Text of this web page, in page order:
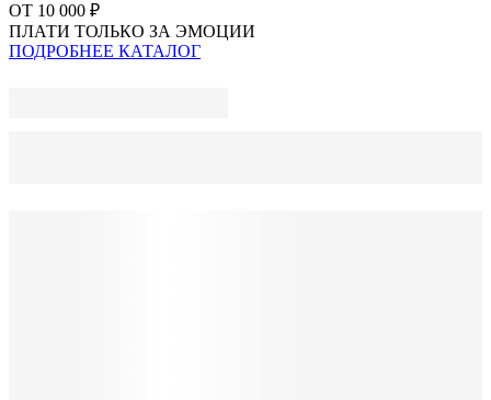
ОТ 10 000 ₽
ПЛАТИ ТОЛЬКО ЗА ЭМОЦИИ
ПОДРОБНЕЕ КАТАЛОГ